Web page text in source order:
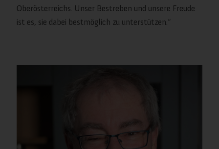
Oberösterreichs. Unser Bestreben und unsere Freude
ist es, sie dabei bestmöglich zu unterstützen.“